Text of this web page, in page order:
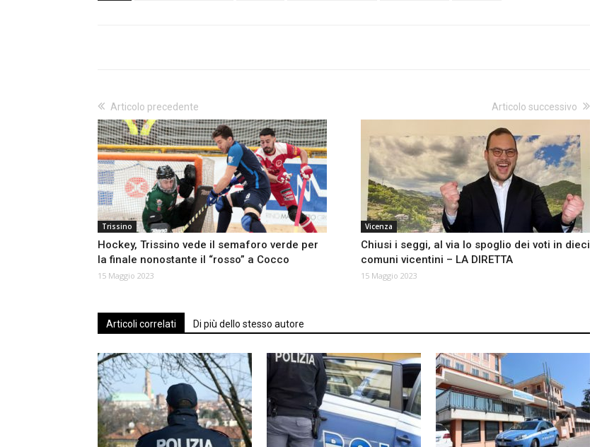
Articolo precedente
Trissino
Hockey, Trissino vede il semaforo verde per
la finale nonostante il “rosso” a Cocco
15 Maggio 2023
Articolo successivo
Vicenza
Chiusi i seggi, al via lo spoglio dei voti in dieci
comuni vicentini – LA DIRETTA
15 Maggio 2023
Articoli correlati Di più dello stesso autore